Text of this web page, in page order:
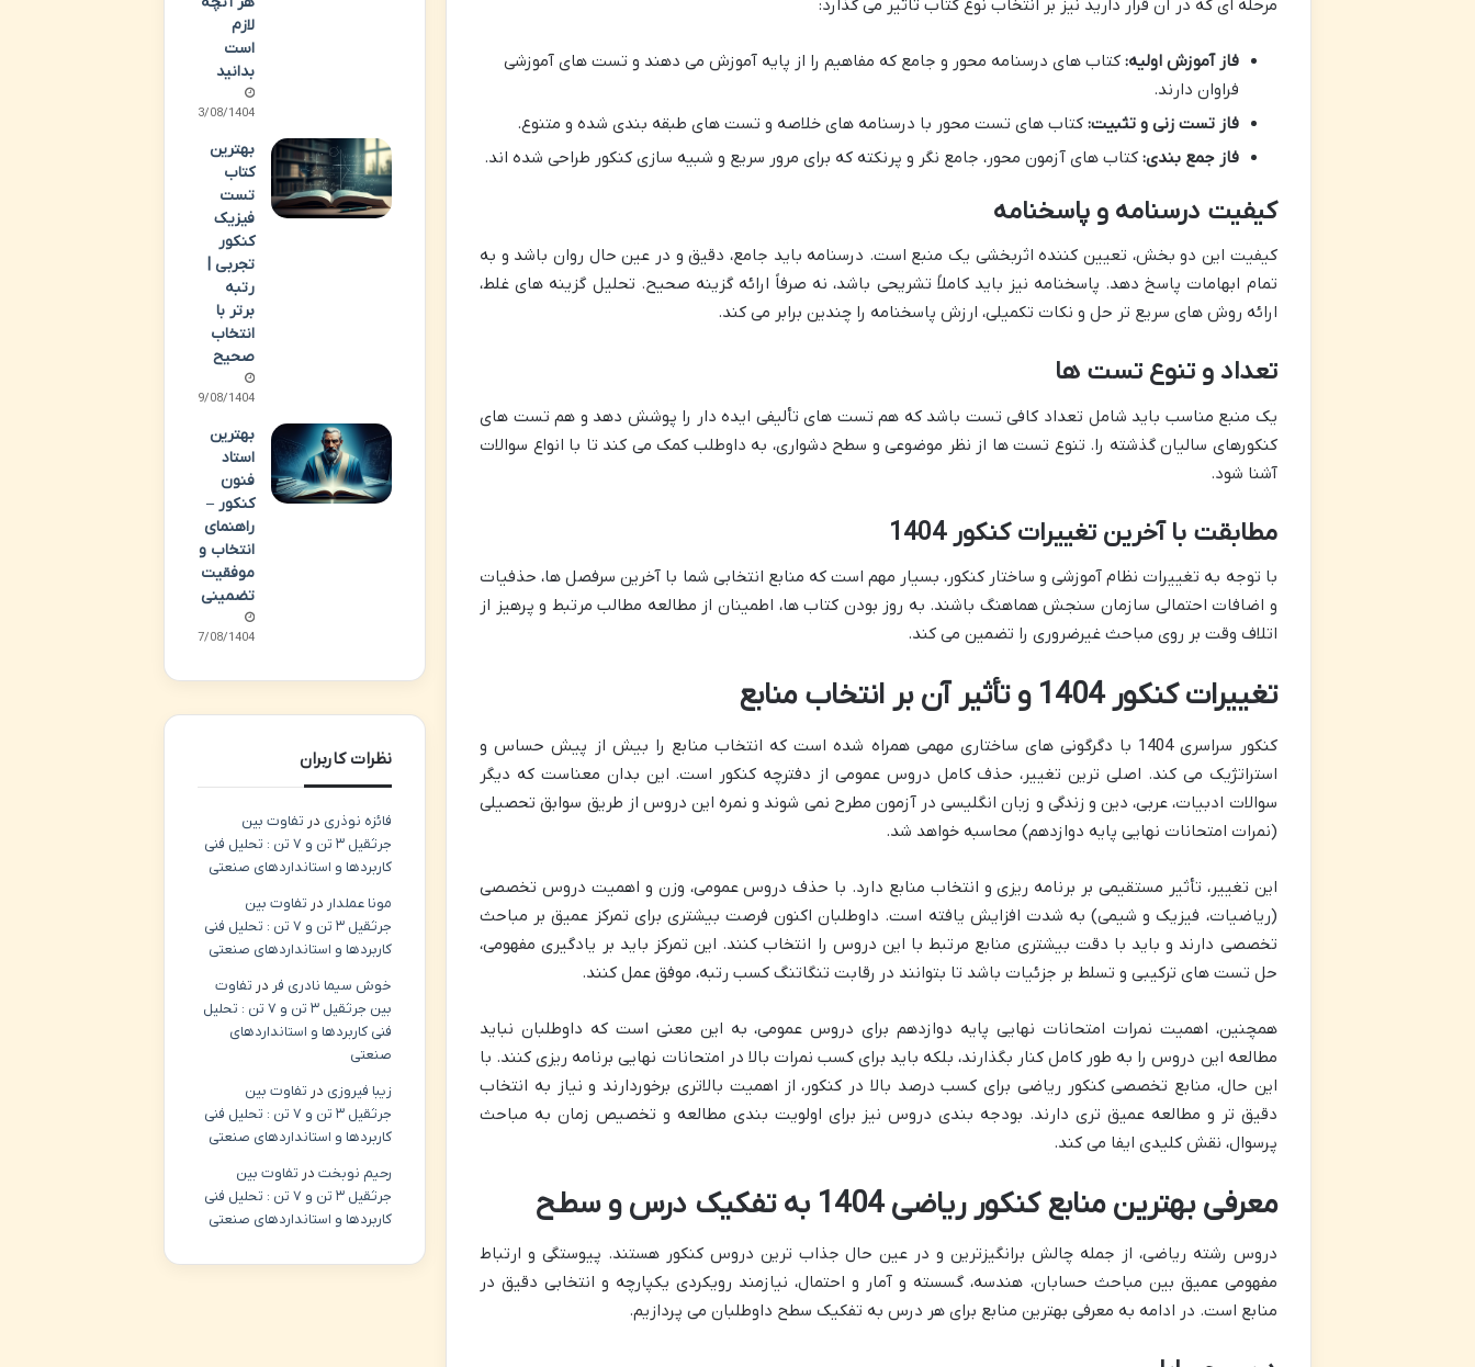
مرحله ای که در آن قرار دارید نیز بر انتخاب نوع کتاب تاثیر می گذارد:
فاز آموزش اولیه: کتاب های درسنامه محور و جامع که مفاهیم را از پایه آموزش می دهند و تست های آموزشی
فراوان دارند.
فاز تست زنی و تثبیت: کتاب های تست محور با درسنامه های خلاصه و تست های طبقه بندی شده و متنوع.
فاز جمع بندی: کتاب های آزمون محور، جامع نگر و پرنکته که برای مرور سریع و شبیه سازی کنکور طراحی شده اند.
کیفیت درسنامه و پاسخنامه
کیفیت این دو بخش، تعیین کننده اثربخشی یک منبع است. درسنامه باید جامع، دقیق و در عین حال روان باشد و به
تمام ابهامات پاسخ دهد. پاسخنامه نیز باید کاملاً تشریحی باشد، نه صرفاً ارائه گزینه صحیح. تحلیل گزینه های غلط،
ارائه روش های سریع تر حل و نکات تکمیلی، ارزش پاسخنامه را چندین برابر می کند.
تعداد و تنوع تست ها
یک منبع مناسب باید شامل تعداد کافی تست باشد که هم تست های تألیفی ایده دار را پوشش دهد و هم تست های
کنکورهای سالیان گذشته را. تنوع تست ها از نظر موضوعی و سطح دشواری، به داوطلب کمک می کند تا با انواع سوالات
آشنا شود.
مطابقت با آخرین تغییرات کنکور 1404
با توجه به تغییرات نظام آموزشی و ساختار کنکور، بسیار مهم است که منابع انتخابی شما با آخرین سرفصل ها، حذفیات
و اضافات احتمالی سازمان سنجش هماهنگ باشند. به روز بودن کتاب ها، اطمینان از مطالعه مطالب مرتبط و پرهیز از
اتلاف وقت بر روی مباحث غیرضروری را تضمین می کند.
تغییرات کنکور 1404 و تأثیر آن بر انتخاب منابع
کنکور سراسری 1404 با دگرگونی های ساختاری مهمی همراه شده است که انتخاب منابع را بیش از پیش حساس و
استراتژیک می کند. اصلی ترین تغییر، حذف کامل دروس عمومی از دفترچه کنکور است. این بدان معناست که دیگر
سوالات ادبیات، عربی، دین و زندگی و زبان انگلیسی در آزمون مطرح نمی شوند و نمره این دروس از طریق سوابق تحصیلی
(نمرات امتحانات نهایی پایه دوازدهم) محاسبه خواهد شد.
این تغییر، تأثیر مستقیمی بر برنامه ریزی و انتخاب منابع دارد. با حذف دروس عمومی، وزن و اهمیت دروس تخصصی
(ریاضیات، فیزیک و شیمی) به شدت افزایش یافته است. داوطلبان اکنون فرصت بیشتری برای تمرکز عمیق بر مباحث
تخصصی دارند و باید با دقت بیشتری منابع مرتبط با این دروس را انتخاب کنند. این تمرکز باید بر یادگیری مفهومی،
حل تست های ترکیبی و تسلط بر جزئیات باشد تا بتوانند در رقابت تنگاتنگ کسب رتبه، موفق عمل کنند.
همچنین، اهمیت نمرات امتحانات نهایی پایه دوازدهم برای دروس عمومی، به این معنی است که داوطلبان نباید
مطالعه این دروس را به طور کامل کنار بگذارند، بلکه باید برای کسب نمرات بالا در امتحانات نهایی برنامه ریزی کنند. با
این حال، منابع تخصصی کنکور ریاضی برای کسب درصد بالا در کنکور، از اهمیت بالاتری برخوردارند و نیاز به انتخاب
دقیق تر و مطالعه عمیق تری دارند. بودجه بندی دروس نیز برای اولویت بندی مطالعه و تخصیص زمان به مباحث
پرسوال، نقش کلیدی ایفا می کند.
معرفی بهترین منابع کنکور ریاضی 1404 به تفکیک درس و سطح
دروس رشته ریاضی، از جمله چالش برانگیزترین و در عین حال جذاب ترین دروس کنکور هستند. پیوستگی و ارتباط
مفهومی عمیق بین مباحث حسابان، هندسه، گسسته و آمار و احتمال، نیازمند رویکردی یکپارچه و انتخابی دقیق در
منابع است. در ادامه به معرفی بهترین منابع برای هر درس به تفکیک سطح داوطلبان می پردازیم.
لازم
است
بدانید
13/08/1404
بهترین
کتاب
تست
فیزیک
کنکور
تجربی |
رتبه
برتر با
انتخاب
صحیح
09/08/1404
بهترین
استاد
فنون
کنکور –
راهنمای
انتخاب و
موفقیت
تضمینی
07/08/1404
نظرات کاربران
فائزه نوذری در تفاوت بین
جرثقیل ۳ تن و ۷ تن : تحلیل فنی
کاربردها و استانداردهای صنعتی
مونا عملدار در تفاوت بین
جرثقیل ۳ تن و ۷ تن : تحلیل فنی
کاربردها و استانداردهای صنعتی
خوش سیما نادری فر در تفاوت
بین جرثقیل ۳ تن و ۷ تن : تحلیل
فنی کاربردها و استانداردهای
صنعتی
زیبا فیروزی در تفاوت بین
جرثقیل ۳ تن و ۷ تن : تحلیل فنی
کاربردها و استانداردهای صنعتی
رحیم نوبختدر تفاوت بین
جرثقیل ۳ تن و ۷ تن : تحلیل فنی
کاربردها و استانداردهای صنعتی